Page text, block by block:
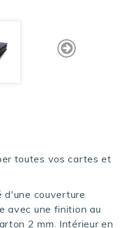
toutes vos cartes et
d'une couverture
avec une finition au
2 mm. Intérieur en